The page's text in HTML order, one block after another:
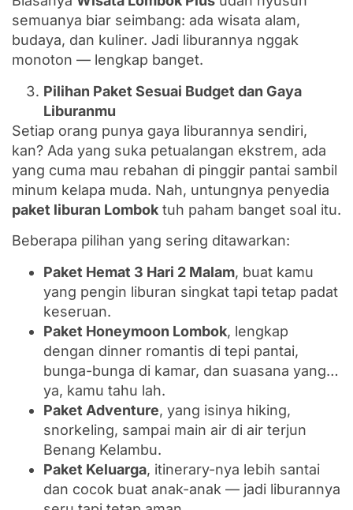
semuanya biar seimbang: ada wisata alam,
budaya, dan kuliner. Jadi liburannya nggak
monoton — lengkap banget.
Pilihan Paket Sesuai Budget dan Gaya
Liburanmu
Setiap orang punya gaya liburannya sendiri,
kan? Ada yang suka petualangan ekstrem, ada
yang cuma mau rebahan di pinggir pantai sambil
minum kelapa muda. Nah, untungnya penyedia
paket liburan Lombok tuh paham banget soal itu.
Beberapa pilihan yang sering ditawarkan:
Paket Hemat 3 Hari 2 Malam, buat kamu
yang pengin liburan singkat tapi tetap padat
keseruan.
Paket Honeymoon Lombok, lengkap
dengan dinner romantis di tepi pantai,
bunga-bunga di kamar, dan suasana yang…
ya, kamu tahu lah.
Paket Adventure, yang isinya hiking,
snorkeling, sampai main air di air terjun
Benang Kelambu.
Paket Keluarga, itinerary-nya lebih santai
dan cocok buat anak-anak — jadi liburannya